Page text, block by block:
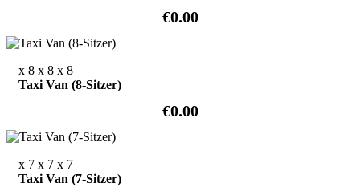
€0.00
x 8 x 8 x 8
Taxi Van (8-Sitzer)
€0.00
x 7 x 7 x 7
Taxi Van (7-Sitzer)